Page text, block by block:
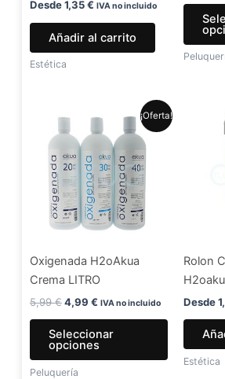
Desde1,35€ IVA no incluido
Añadir al carrito
Estética
¡Oferta!
Oxigenada H2oAkua
Crema LITRO
5,99€
original
era:
5,99 €.
4,99 €
precio
actual
4,99 €.
IVA no incluido
Seleccionar
opciones
Este
producto
pueden
elegir
la
página
de
Peluquería
Rolon
Desde
Estética